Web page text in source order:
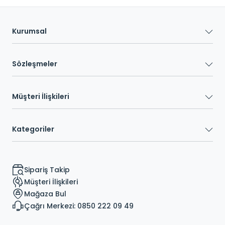
Kurumsal
Sözleşmeler
Müşteri İlişkileri
Kategoriler
Sipariş Takip
Müşteri İlişkileri
Mağaza Bul
Çağrı Merkezi: 0850 222 09 49